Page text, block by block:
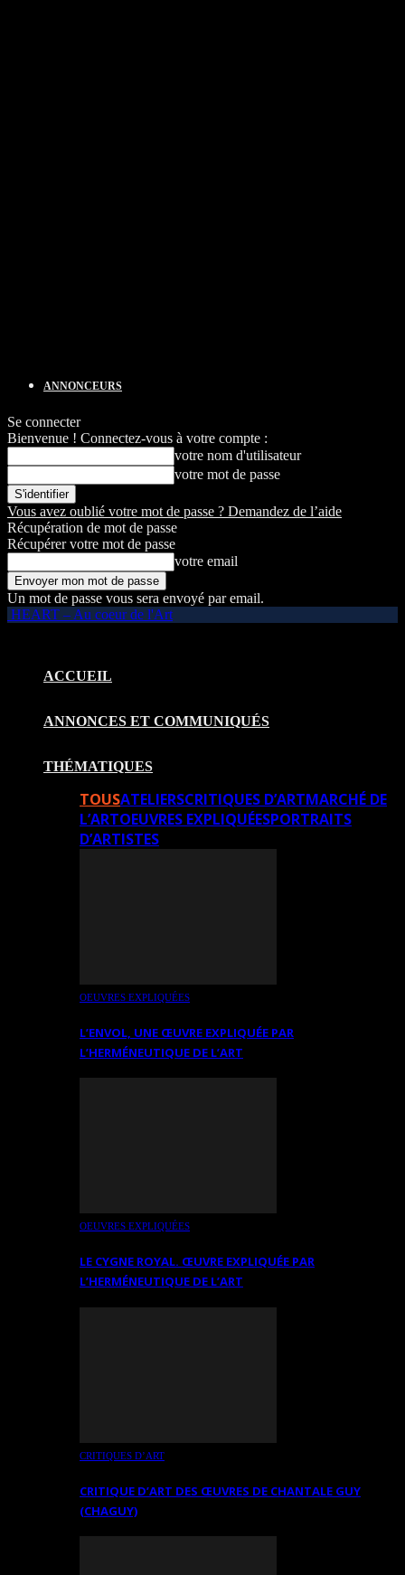
ANNONCEURS
Se connecter
Bienvenue ! Connectez-vous à votre compte :
votre nom d'utilisateur
votre mot de passe
Vous avez oublié votre mot de passe ? Demandez de l’aide
Récupération de mot de passe
Récupérer votre mot de passe
votre email
Un mot de passe vous sera envoyé par email.
HEART – Au coeur de l'Art
ACCUEIL
ANNONCES ET COMMUNIQUÉS
THÉMATIQUES
TOUSATELIERSCRITIQUES D’ARTMARCHÉ DE
L’ARTOEUVRES EXPLIQUÉESPORTRAITS
D’ARTISTES
OEUVRES EXPLIQUÉES
L’ENVOL, UNE ŒUVRE EXPLIQUÉE PAR
L’HERMÉNEUTIQUE DE L’ART
OEUVRES EXPLIQUÉES
LE CYGNE ROYAL. ŒUVRE EXPLIQUÉE PAR
L’HERMÉNEUTIQUE DE L’ART
CRITIQUES D’ART
CRITIQUE D’ART DES ŒUVRES DE CHANTALE GUY
(CHAGUY)